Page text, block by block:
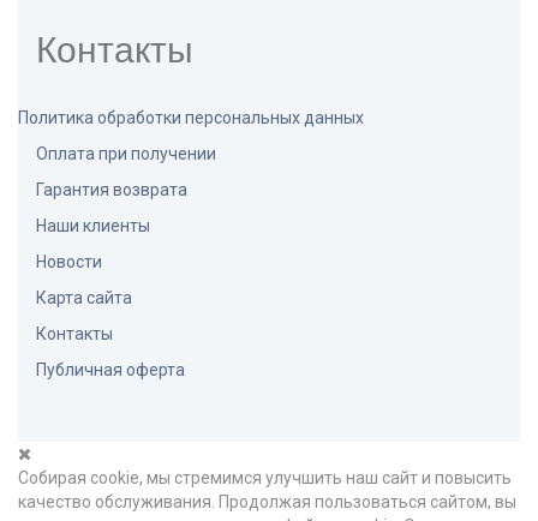
производства модели Lava. Цвет: табак-черный.
успех. Мы доставили изделия до офиса Клиента
и собрали. Вынесли весь упаковочный мусор.
Контакты
Политика обработки персональных данных
Оплата при получении
Гарантия возврата
Наши клиенты
Новости
Карта сайта
Контакты
Публичная оферта
Собирая cookie, мы стремимся улучшить наш сайт и повысить
качество обслуживания. Продолжая пользоваться сайтом, вы